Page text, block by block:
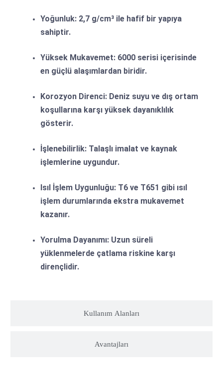
Kullanım Alanları
Avantajları
Yoğunluk: 2,7 g/cm³ ile hafif bir yapıya
sahiptir.
Yüksek Mukavemet: 6000 serisi içerisinde
en güçlü alaşımlardan biridir.
Korozyon Direnci: Deniz suyu ve dış ortam
koşullarına karşı yüksek dayanıklılık
gösterir.
İşlenebilirlik: Talaşlı imalat ve kaynak
işlemlerine uygundur.
Isıl İşlem Uygunluğu: T6 ve T651 gibi ısıl
işlem durumlarında ekstra mukavemet
kazanır.
Yorulma Dayanımı: Uzun süreli
yüklenmelerde çatlama riskine karşı
dirençlidir.